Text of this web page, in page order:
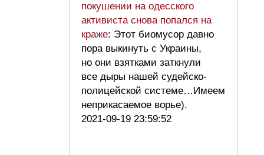
покушении на одесского
активиста снова попался на
краже: Этот биомусор давно
пора выкинуть с Украины,
но они взятками заткнули
все дыры нашей судейско-
полицейской системе…Имеем
неприкасаемое ворье).
2021-09-19 23:59:52